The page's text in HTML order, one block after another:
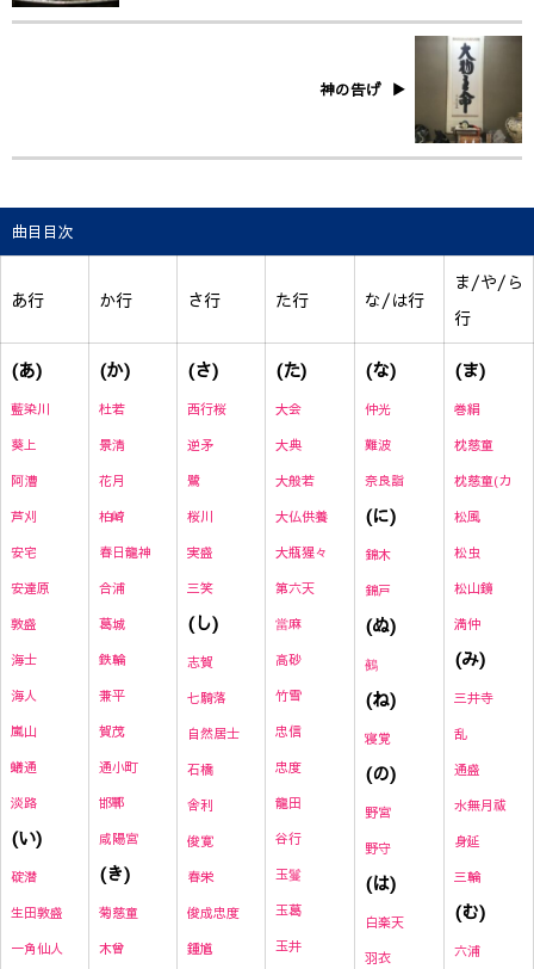
神の告げ
曲目目次
あ行 か行 さ行 た行 な/は行
ま/や/ら
行
(あ)
藍染川
葵上
阿漕
芦刈
安宅
安達原
敦盛
海士
海人
嵐山
蟻通
淡路
(い)
碇潜
生田敦盛
一角仙人
(か)
杜若
景清
花月
柏崎
春日龍神
合浦
葛城
鉄輪
兼平
賀茂
通小町
邯鄲
咸陽宮
(き)
菊慈童
木曾
(さ)
西行桜
逆矛
鷺
桜川
実盛
三笑
(し)
志賀
七騎落
自然居士
石橋
舎利
俊寛
春栄
俊成忠度
鍾馗
(た)
大会
大典
大般若
大仏供養
大瓶猩々
第六天
當麻
高砂
竹雪
忠信
忠度
龍田
谷行
玉鬘
玉葛
玉井
(な)
仲光
難波
奈良詣
(に)
錦木
錦戸
(ぬ)
鵺
(ね)
寝覚
(の)
野宮
野守
(は)
白楽天
羽衣
(ま)
巻絹
枕慈童
枕慈童(カ
松風
松虫
松山鏡
満仲
(み)
三井寺
乱
通盛
水無月祓
身延
三輪
(む)
六浦